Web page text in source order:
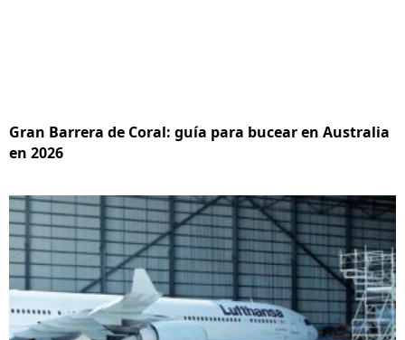
Gran Barrera de Coral: guía para bucear en Australia
en 2026